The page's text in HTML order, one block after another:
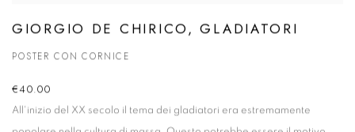
GIORGIO DE CHIRICO, GLADIATORI
POSTER CON CORNICE
€40.00
All'inizio del XX secolo il tema dei gladiatori era estremamente